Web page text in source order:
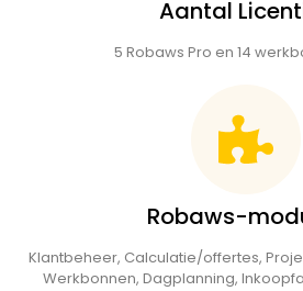
Aantal
5 Robaws Pro en 14
Robaws-
Klantbeheer, Calculatie/offertes,
Werkbonnen, Dagplanning,